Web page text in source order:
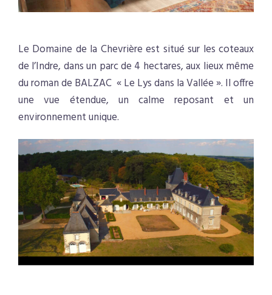
Le Domaine de la Chevrière est situé sur les coteaux
de l’Indre, dans un parc de 4 hectares, aux lieux même
du roman de BALZAC « Le Lys dans la Vallée ». Il offre
une vue étendue, un calme reposant et un
environnement unique.